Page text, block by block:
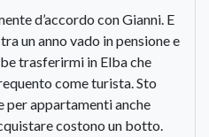
d’accordo con Gianni. E
un anno vado in pensione e
trasferirmi in Elba che
come turista. Sto
per appartamenti anche
costono un botto.